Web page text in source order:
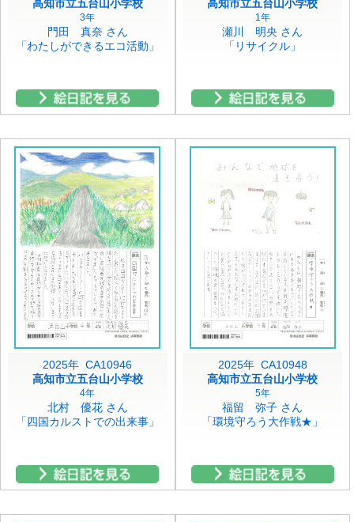
高知市立五台山小学校
3年
門田 真奈 さん
「わたしができるエコ活動」
高知市立五台山小学校
1年
瀬川 明央 さん
「リサイクル」
2025年 CA10946
高知市立五台山小学校
4年
北村 優花 さん
「四国カルストでの出来事」
2025年 CA10948
高知市立五台山小学校
5年
福留 弥子 さん
「環境守ろう大作戦★」